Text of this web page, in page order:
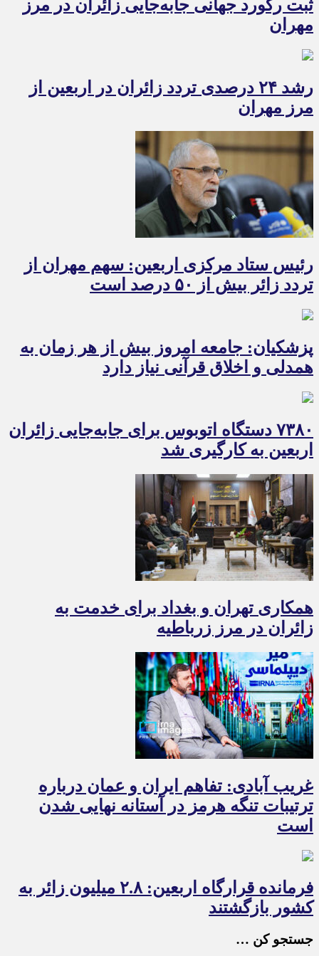
ثبت رکورد جهانی جابه‌جایی زائران در مرز
مهران
رشد ۲۴ درصدی تردد زائران در اربعین از
مرز مهران
رئیس ستاد مرکزی اربعین: سهم مهران از
تردد زائر بیش از ۵۰ درصد است
پزشکیان: جامعه امروز بیش از هر زمان به
همدلی و اخلاق قرآنی نیاز دارد
۷۳۸۰ دستگاه اتوبوس برای جابه‌جایی زائران
اربعین به‌ کارگیری شد
همکاری تهران و بغداد برای خدمت به
زائران در مرز زرباطیه
غریب آبادی: تفاهم ایران و عمان درباره
ترتیبات تنگه هرمز در آستانه نهایی شدن
است
فرمانده قرارگاه اربعین: ۲.۸ میلیون زائر به
کشور بازگشتند
جستجو کن …